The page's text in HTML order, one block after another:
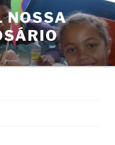
NOSSA